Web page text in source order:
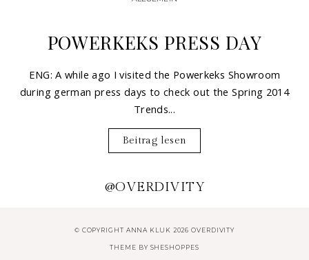
POWERKEKS PRESS DAY
ENG: A while ago I visited the Powerkeks Showroom
during german press days to check out the Spring 2014
Trends...
Beitrag lesen
@OVERDIVITY
© COPYRIGHT ANNA KLUK 2026 OVERDIVITY
THEME BY SHESHOPPES